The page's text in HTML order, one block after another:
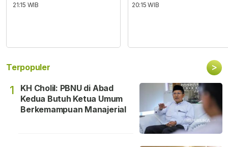
21:15 WIB
20:15 WIB
Terpopuler >
1
KH Cholil: PBNU di Abad
Kedua Butuh Ketua Umum
Berkemampuan Manajerial